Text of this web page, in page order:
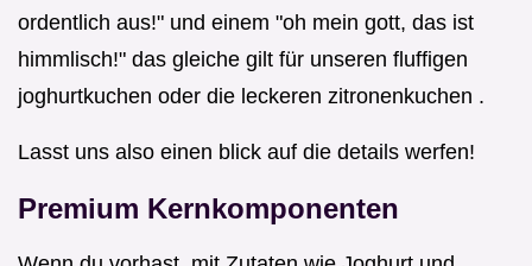
ordentlich aus!" und einem "oh mein gott, das ist
himmlisch!" das gleiche gilt für unseren fluffigen
joghurtkuchen oder die leckeren zitronenkuchen .
Lasst uns also einen blick auf die details werfen!
Premium Kernkomponenten